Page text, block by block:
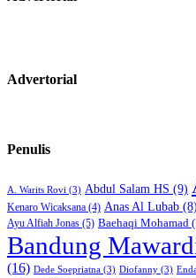
Advertorial
Penulis
A. Warits Rovi (3) Abdul Salam HS (9)
Kenaro Wicaksana (4) Anas Al Lubab (8)
Ayu Alfiah Jonas (5) Baehaqi Mohamad
Bandung
(16) Dede Soepriatna (3) Diofanny (3)